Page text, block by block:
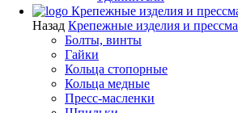
Крепежные изделия и
Назад Крепежные изделия и
Болты, винты
Гайки
Кольца стопорные
Кольца медные
Пресс-масленки